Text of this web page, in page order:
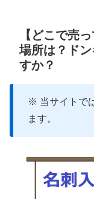
【どこで売
場所は？ド
すか？
※ 当サイトで
ます。